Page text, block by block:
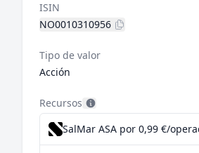
ISIN
NO0010310956
Tipo de valor
Acción
Recursos
SalMar ASA por 0,99 €/